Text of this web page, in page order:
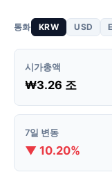
통화 KRW USD
시가총액
₩3.26 조
7일 변동
▼ 10.20%